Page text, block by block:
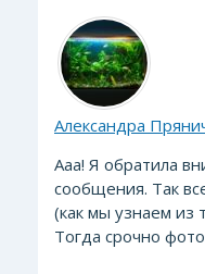
Александра
Ааа! Я обратила
сообщения. Так
(как мы узнаем из
Тогда срочно